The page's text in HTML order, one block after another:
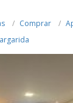
Comprar